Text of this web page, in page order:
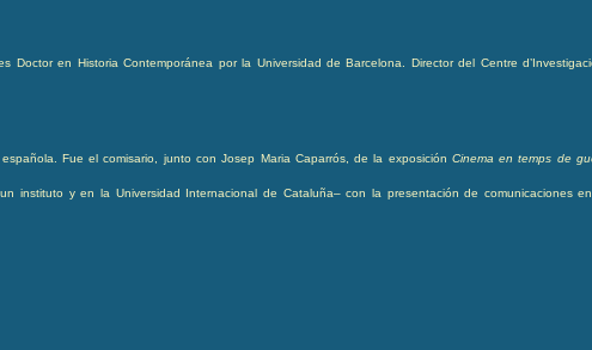
Doctor en Historia Contemporánea por la Universidad de Barcelona. Director del Centre
Fue el comisario, junto con Josep Maria Caparrós, de la exposición Cinema en temps de
instituto y en la Universidad Internacional de Cataluña– con la presentación de comunicaciones